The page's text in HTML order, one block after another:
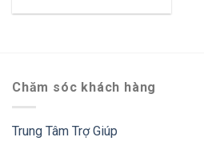
Chăm sóc khách hàng
Trung Tâm Trợ Giúp